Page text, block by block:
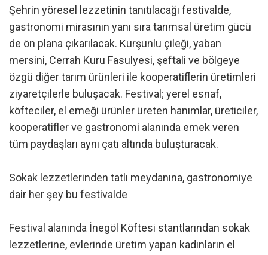
Şehrin yöresel lezzetinin tanıtılacağı festivalde,
gastronomi mirasının yanı sıra tarımsal üretim gücü
de ön plana çıkarılacak. Kurşunlu çileği, yaban
mersini, Cerrah Kuru Fasulyesi, şeftali ve bölgeye
özgü diğer tarım ürünleri ile kooperatiflerin üretimleri
ziyaretçilerle buluşacak. Festival; yerel esnaf,
köfteciler, el emeği ürünler üreten hanımlar, üreticiler,
kooperatifler ve gastronomi alanında emek veren
tüm paydaşları aynı çatı altında buluşturacak.
Sokak lezzetlerinden tatlı meydanına, gastronomiye
dair her şey bu festivalde
Festival alanında İnegöl Köftesi stantlarından sokak
lezzetlerine, evlerinde üretim yapan kadınların el